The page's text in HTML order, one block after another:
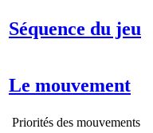
Séquence du jeu
Le mouvement
Priorités des mouvements